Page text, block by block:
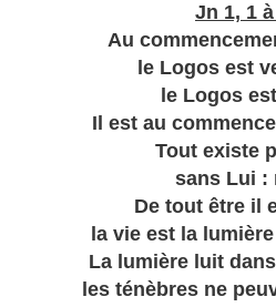
Jn 1, 1
Au
le Logos est
le Logos
Il est au
Tout existe
sans Lui :
De tout être il
la vie est la
La lumière luit
les ténèbres ne